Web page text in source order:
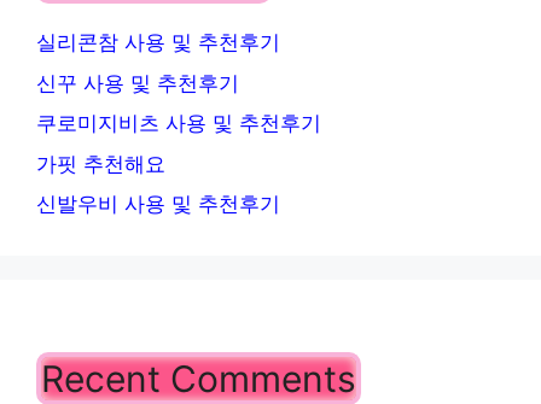
실리콘참 사용 및 추천후기
신꾸 사용 및 추천후기
쿠로미지비츠 사용 및 추천후기
가핏 추천해요
신발우비 사용 및 추천후기
Recent Comments